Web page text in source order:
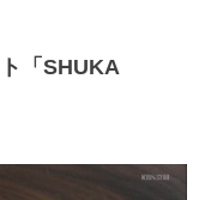
「SHUKA